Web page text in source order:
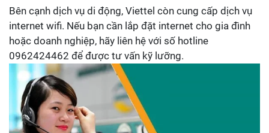
Bên cạnh dịch vụ di động, Viettel còn cung cấp dịch vụ
internet wifi. Nếu bạn cần lắp đặt internet cho gia đình
hoặc doanh nghiệp, hãy liên hệ với số hotline
0962424462 để được tư vấn kỹ lưỡng.